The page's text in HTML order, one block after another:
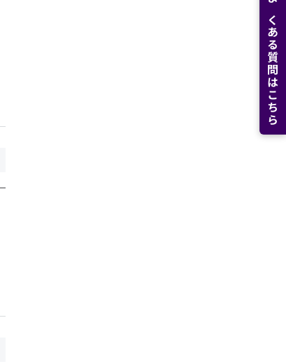
よくある質問はこちら